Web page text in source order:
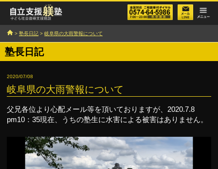
> 塾長日記 > 岐阜県の大雨警報について
塾長日記
2020/07/08
岐阜県の大雨警報について
父兄各位より心配メール等を頂いておりますが、2020.7.8
pm10：35現在、うちの塾生に水害による被害はありません。